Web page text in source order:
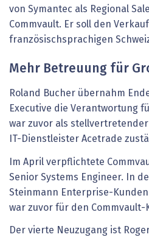
von Symantec als Regional
Commvault. Er soll den
französischsprachigen
Mehr Betreuung für
Roland Bucher übernahm
Executive die Verantwortung
war zuvor als
IT-Dienstleister Acetrade
Im April verpflichtete
Senior Systems Engineer. In
Steinmann Enterprise-
war zuvor für den Commvault-
Der vierte Neuzugang ist